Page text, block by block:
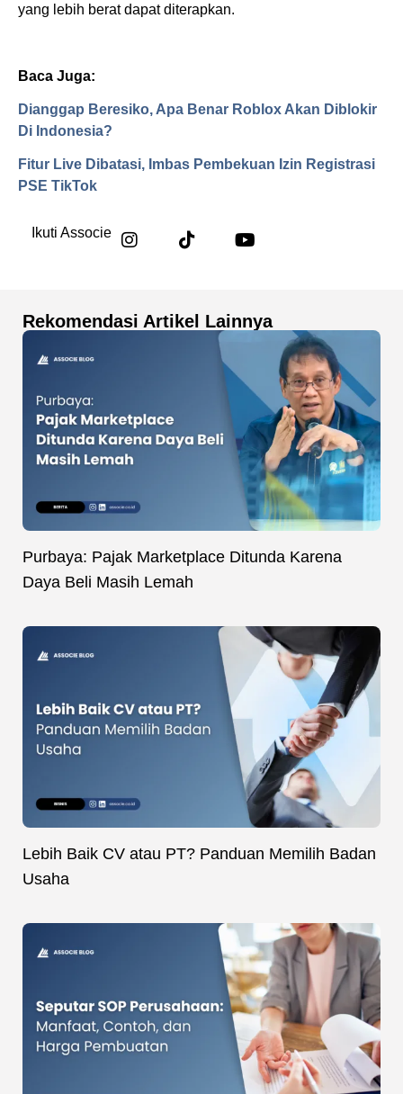
yang lebih berat dapat diterapkan.
Baca Juga:
Dianggap Beresiko, Apa Benar Roblox Akan Diblokir
Di Indonesia?
Fitur Live Dibatasi, Imbas Pembekuan Izin Registrasi
PSE TikTok
Ikuti Associe
Rekomendasi Artikel Lainnya
Purbaya: Pajak Marketplace Ditunda Karena
Daya Beli Masih Lemah
Lebih Baik CV atau PT? Panduan Memilih Badan
Usaha